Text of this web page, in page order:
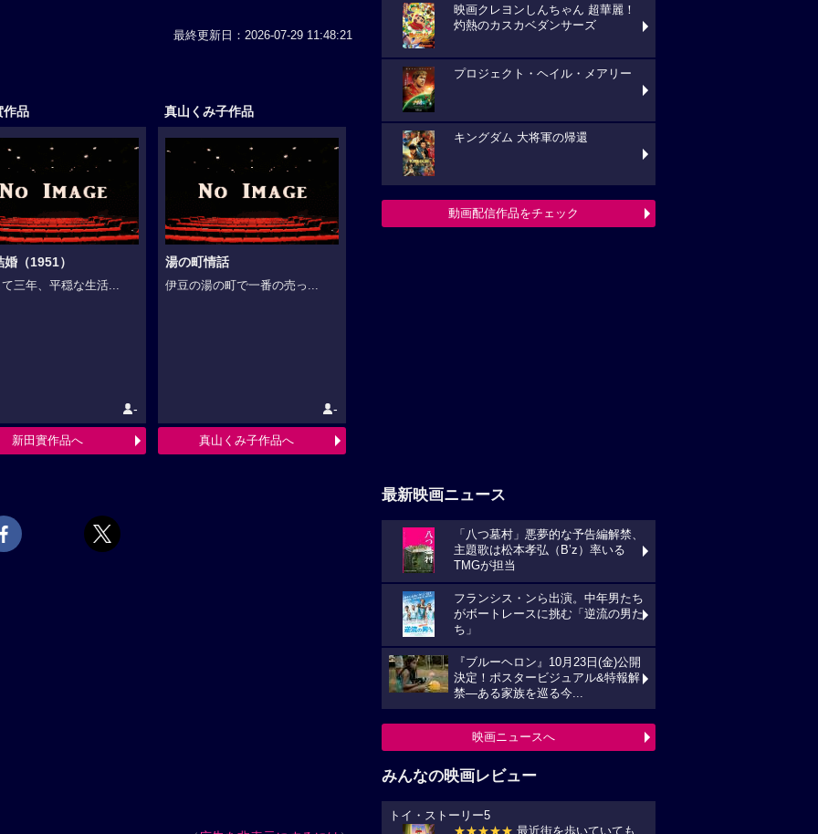
最終更新日：2026-07-29 11:48:21
作品
（1951）
三年、平穏な生活...
-
新田實作品へ
真山くみ子作品
湯の町情話
伊豆の湯の町で一番の売っ...
-
真山くみ子作品へ
映画クレヨンしんちゃん 超華麗！
灼熱のカスカベダンサーズ
プロジェクト・ヘイル・メアリー
キングダム 大将軍の帰還
動画配信作品をチェック
最新映画ニュース
「八つ墓村」悪夢的な予告編解禁、
主題歌は松本孝弘（B’z）率いる
TMGが担当
フランシス・ンら出演。中年男たち
がボートレースに挑む「逆流の男た
ち」
『ブルーヘロン』10月23日(金)公開
決定！ポスタービジュアル&特報解
禁―ある家族を巡る今...
映画ニュースへ
みんなの映画レビュー
トイ・ストーリー5
★★★★★ 最近街を歩いていても